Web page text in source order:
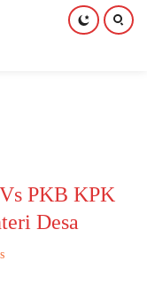
PKB KPK
Desa